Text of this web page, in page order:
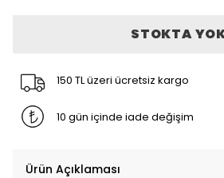
STOKTA
150 TL üzeri ücretsiz kargo
10 gün içinde iade değişim
Ürün Açıklaması